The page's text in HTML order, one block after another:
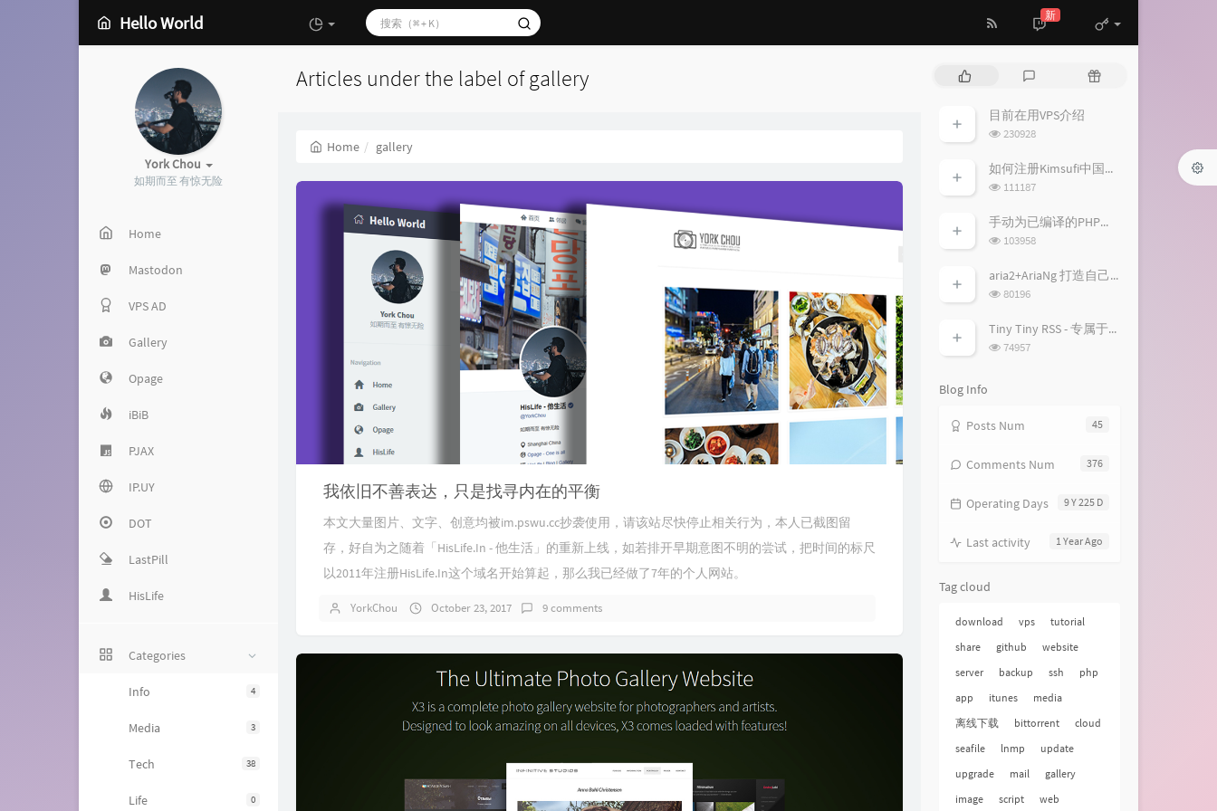
Hello World 新
York Chou
如期而至 有惊无险
Home
Mastodon
VPS AD
Gallery
Opage
iBiB
PJAX
IP.UY
DOT
LastPill
HisLife
Categories
4
Info
3
Media
38
Tech
0
Life
Articles under the label of gallery
Home gallery
我依旧不善表达，只是找寻内在的平衡
本文大量图片、文字、创意均被im.pswu.cc抄袭使用，请该站尽快停止相关行为，本人已截图留
存，好自为之随着「HisLife.In - 他生活」的重新上线，如若排开早期意图不明的尝试，把时间的标尺
以2011年注册HisLife.In这个域名开始算起，那么我已经做了7年的个人网站。
YorkChou October 23, 2017 9 comments
l
a
t
e
t
c
m
m
n
R
m
t
l
目前在用VPS介绍
浏
次
数:
230928
如何注册Kimsufi中国账户并免税购买特价独服
浏
次
数:
111187
手动为已编译的PHP加入fileinfo扩展模块
浏
次
103958
aria2+AriaNg 打造自己的离线下载/云播平台
浏
次
数:
80196
Tiny Tiny RSS - 专属于你的RSS服务
浏
74957
Blog Info
45
Posts Num
376
Comments Num
9 Y 225 D
Operating Days
1 Year Ago
Last activity
Tag cloud
download vps
tutorial
share
github
website
server
backup ssh
php
app
itunes
media
离线下载
bittorrent
cloud
seafile
lnmp
update
upgrade
mail
gallery
image
script web